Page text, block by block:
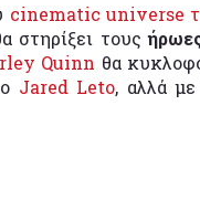
cinematic universe
στηρίξει τους
Quinn θα
Jared Leto, αλλά